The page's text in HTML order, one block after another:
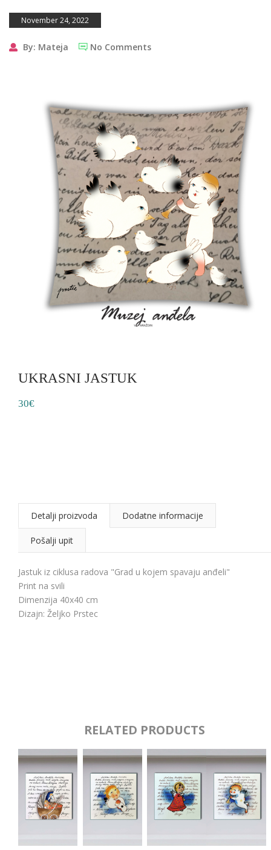
November 24, 2022
By: Mateja No Comments
UKRASNI JASTUK
30€
Detalji proizvoda Dodatne informacije
Pošalji upit
Jastuk iz ciklusa radova "Grad u kojem spavaju anđeli"
Print na svili
Dimenzija 40x40 cm
Dizajn: Željko Prstec
RELATED PRODUCTS